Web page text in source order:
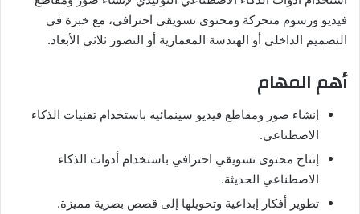
فيديو ورسوم متحركة ومحتوى تسويقي احترافي، مع خبرة في
التصميم الداخلي أو الهندسة المعمارية أو التصور ثلاثي الأبعاد.
أهم المهام
إنشاء صور ومقاطع فيديو سينمائية باستخدام تقنيات الذكاء
الاصطناعي.
إنتاج محتوى تسويقي احترافي باستخدام أدوات الذكاء
الاصطناعي الحديثة.
تطوير أفكار إبداعية وتحويلها إلى قصص بصرية مميزة.